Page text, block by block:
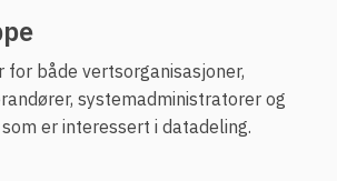
for både vertsorganisasjoner,
systemadministratorer og
er interessert i datadeling.